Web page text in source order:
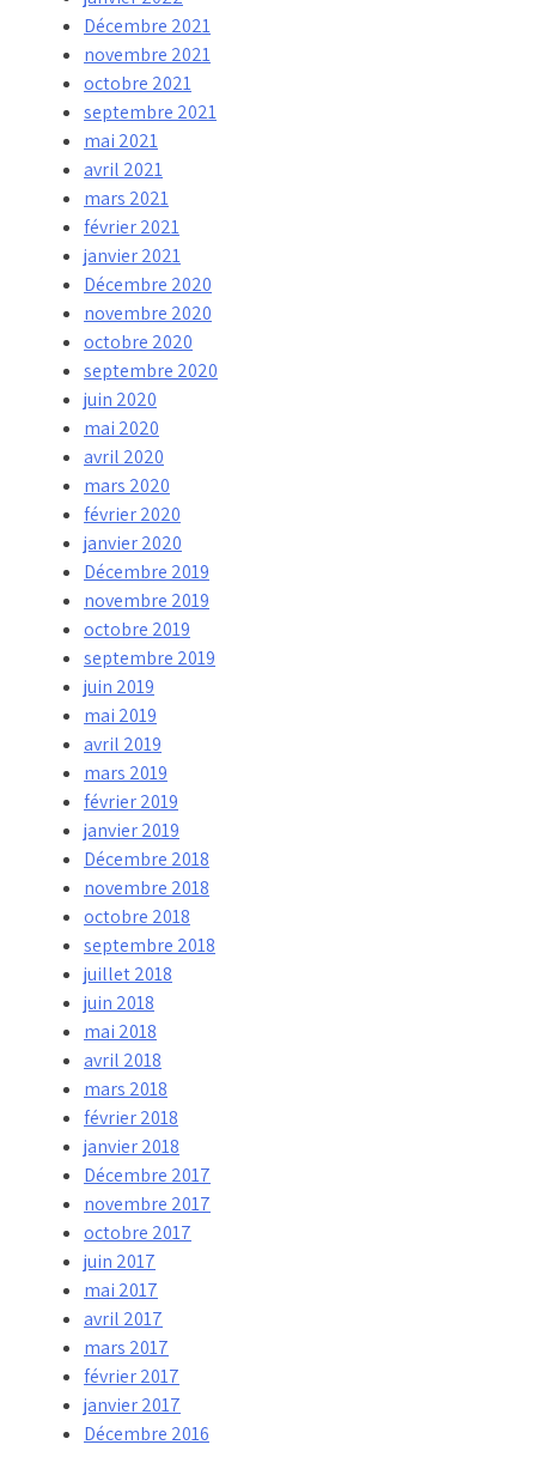
Décembre 2021
novembre 2021
octobre 2021
septembre 2021
mai 2021
avril 2021
mars 2021
février 2021
janvier 2021
Décembre 2020
novembre 2020
octobre 2020
septembre 2020
juin 2020
mai 2020
avril 2020
mars 2020
février 2020
janvier 2020
Décembre 2019
novembre 2019
octobre 2019
septembre 2019
juin 2019
mai 2019
avril 2019
mars 2019
février 2019
janvier 2019
Décembre 2018
novembre 2018
octobre 2018
septembre 2018
juillet 2018
juin 2018
mai 2018
avril 2018
mars 2018
février 2018
janvier 2018
Décembre 2017
novembre 2017
octobre 2017
juin 2017
mai 2017
avril 2017
mars 2017
février 2017
janvier 2017
Décembre 2016